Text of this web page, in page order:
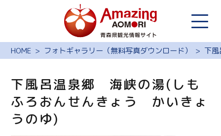
HOME フォトギャラリー（無料写真ダウンロード） 下
下風呂温泉郷 海峡の湯(しも
ふろおんせんきょう かいきょ
うのゆ)